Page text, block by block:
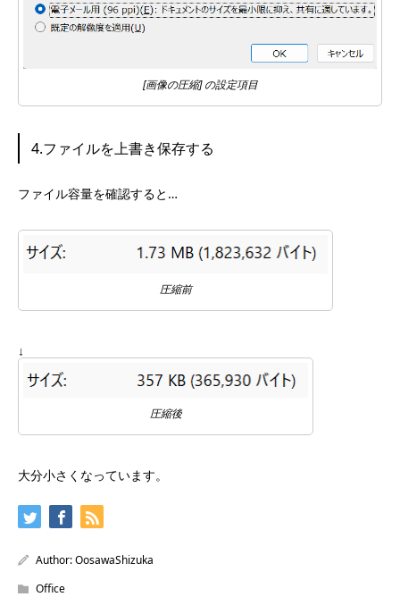
[画像の圧縮] の設定項目
4.ファイルを上書き保存する
ファイル容量を確認すると…
圧縮前
↓
圧縮後
大分小さくなっています。
Author:OosawaShizuka
Office